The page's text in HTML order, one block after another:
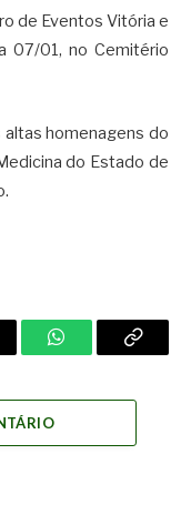
de Eventos Vitória e
07/01, no Cemitério
altas homenagens do
do Estado de
WhatsAppCopy